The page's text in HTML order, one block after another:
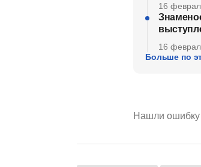
16
16
Больше по
Нашли ошибку